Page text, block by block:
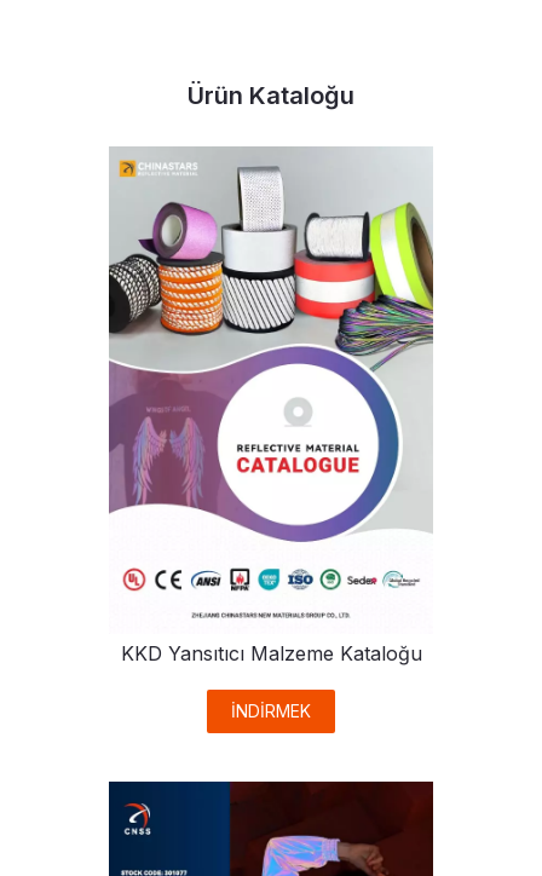
Ürün Kataloğu
KKD Yansıtıcı Malzeme Kataloğu
İNDİRMEK